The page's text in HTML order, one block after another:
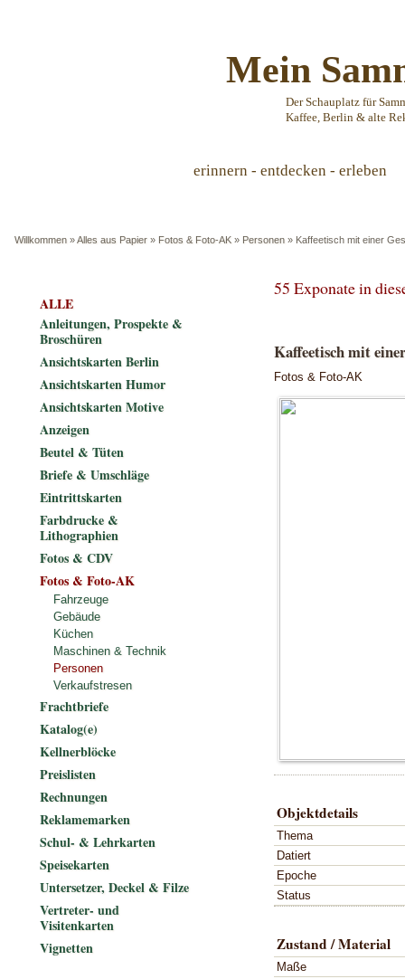
Mein
Der Schauplatz für
Kaffee, Berlin & alte
erinnern - entdecken - erleben
Willkommen »Alles aus Papier » Fotos & Foto-AK » Personen » Kaffeetisch mit einer
55 Exponate in
Kaffeetisch mit
Fotos & Foto-AK
Objektdetails
Thema
Datiert
Epoche
Status
Zustand / Material
Maße
ALLE
Anleitungen, Prospekte &
Broschüren
Ansichtskarten Berlin
Ansichtskarten Humor
Ansichtskarten Motive
Anzeigen
Beutel & Tüten
Briefe & Umschläge
Eintrittskarten
Farbdrucke &
Lithographien
Fotos & CDV
Fotos & Foto-AK
Fahrzeuge
Gebäude
Küchen
Maschinen & Technik
Personen
Verkaufstresen
Frachtbriefe
Katalog(e)
Kellnerblöcke
Preislisten
Rechnungen
Reklamemarken
Schul- & Lehrkarten
Speisekarten
Untersetzer, Deckel & Filze
Vertreter- und
Visitenkarten
Vignetten